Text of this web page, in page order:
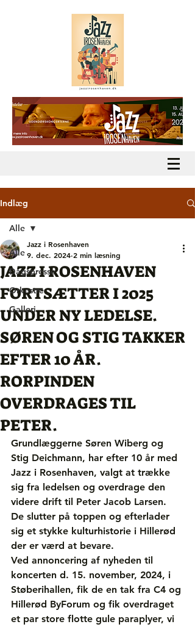
Indlæg
Alle
Dagspresse
Orkestre
Galleri
Alle
JAZZ I ROSENHAVEN
FORTSÆTTER I 2025
UNDER NY LEDELSE.
SØREN OG STIG TAKKER
EFTER 10 ÅR.
RORPINDEN
OVERDRAGES TIL
PETER.
Jazz i Rosenhaven
9. dec. 2024 2 min læsning
Grundlæggerne Søren Wiberg og
Stig Deichmann, har efter 10 år med
Jazz i Rosenhaven, valgt at trække
sig fra ledelsen og overdrage den
videre drift til Peter Jacob Larsen.
De slutter på toppen og efterlader
sig et stykke kulturhistorie i Hillerød
der er værd at bevare.
Ved annoncering af nyheden til
koncerten d. 15. november, 2024, i
Støberihallen, fik de en tak fra C4 og
Hillerød ByForum og fik overdraget
et par store flotte gule paraplyer, vi